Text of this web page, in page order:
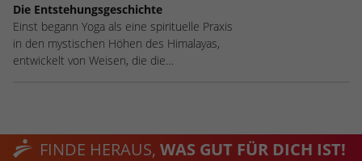
Die Entstehungsgeschichte
Einst begann Yoga als eine spirituelle Praxis
in den mystischen Höhen des Himalayas,
entwickelt von Weisen, die die…
FINDE HERAUS, WAS GUT FÜR DICH IST!